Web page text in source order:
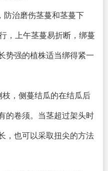
防治磨伤茎蔓和茎蔓下
，上午茎蔓易折断，绑蔓
势强的植株适当绑得紧一
，侧蔓结瓜的在结瓜后
的卷须。当茎超过架头时
，也可以采取扭尖的方法